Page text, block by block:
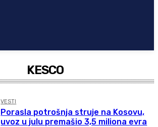
KESCO
VESTI
Porasla potrošnja struje na Kosovu,
uvoz u julu premašio 3,5 miliona evra